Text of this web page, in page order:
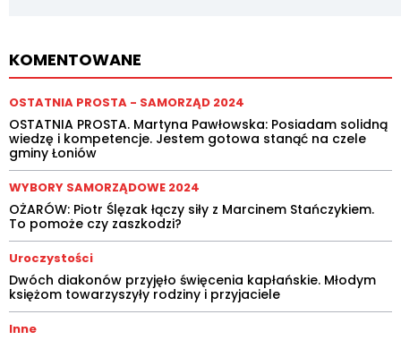
KOMENTOWANE
OSTATNIA PROSTA - SAMORZĄD 2024
OSTATNIA PROSTA. Martyna Pawłowska: Posiadam solidną
wiedzę i kompetencje. Jestem gotowa stanąć na czele
gminy Łoniów
WYBORY SAMORZĄDOWE 2024
OŻARÓW: Piotr Ślęzak łączy siły z Marcinem Stańczykiem.
To pomoże czy zaszkodzi?
Uroczystości
Dwóch diakonów przyjęło święcenia kapłańskie. Młodym
księżom towarzyszyły rodziny i przyjaciele
Inne